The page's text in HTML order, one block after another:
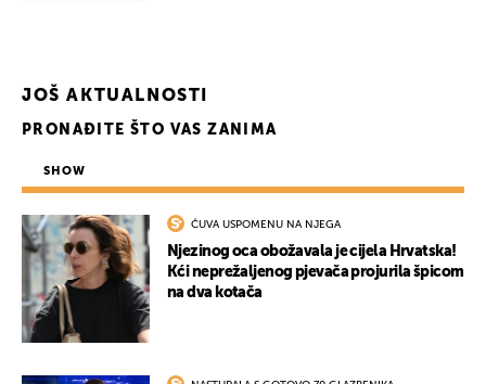
JOŠ AKTUALNOSTI
PRONAĐITE ŠTO VAS ZANIMA
SHOW
ČUVA USPOMENU NA NJEGA
Njezinog oca obožavala je cijela Hrvatska!
Kći neprežaljenog pjevača projurila špicom
na dva kotača
UKLJUČITE NOTIFIKACIJE